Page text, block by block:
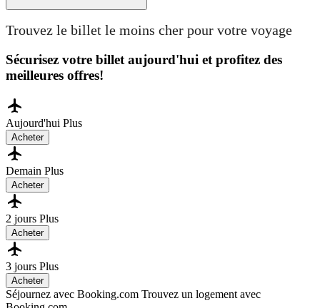
Trouvez le billet le moins cher pour votre voyage
Sécurisez votre billet aujourd'hui et profitez des
meilleures offres!
Aujourd'hui Plus
Acheter
Demain Plus
Acheter
2 jours Plus
Acheter
3 jours Plus
Acheter
Séjournez avec Booking.com Trouvez un logement avec